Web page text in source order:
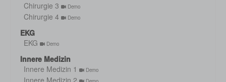
Chirurgie 3 Demo
Chirurgie 4 Demo
EKG
EKG
Demo
Innere Medizin
Innere Medizin 1
Demo
Innere Medizin 2